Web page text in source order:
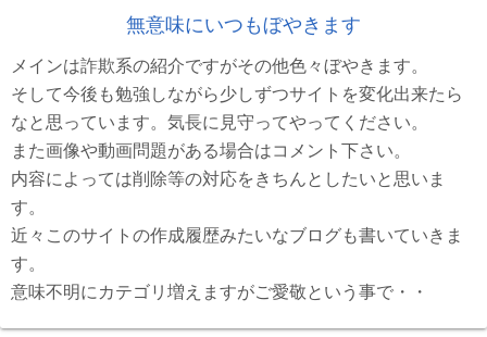
無意味にいつもぼやきます
メインは詐欺系の紹介ですがその他色々ぼやきます。
そして今後も勉強しながら少しずつサイトを変化出来たら
なと思っています。気長に見守ってやってください。
また画像や動画問題がある場合はコメント下さい。
内容によっては削除等の対応をきちんとしたいと思いま
す。
近々このサイトの作成履歴みたいなブログも書いていきま
す。
意味不明にカテゴリ増えますがご愛敬という事で・・